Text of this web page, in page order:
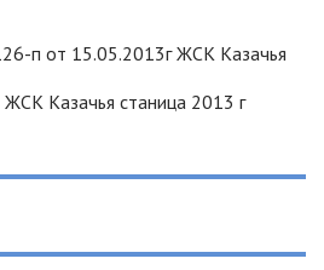
п от 15.05.2013г ЖСК Казачья
Казачья станица 2013 г